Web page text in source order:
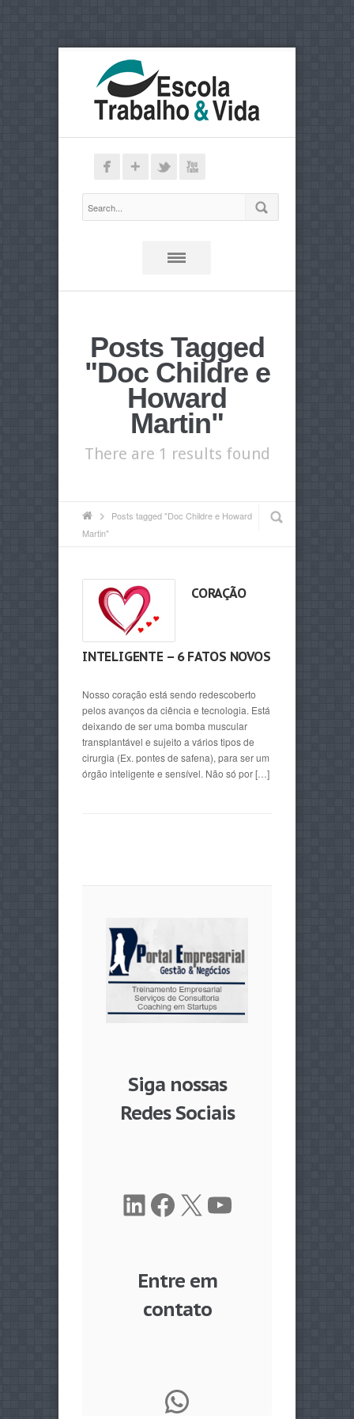
Posts Tagged
"Doc Childre e
Howard
Martin"
There are 1 results found
Posts tagged "Doc Childre e Howard
Martin"
CORAÇÃO
INTELIGENTE – 6 FATOS NOVOS
Nosso coração está sendo redescoberto
pelos avanços da ciência e tecnologia. Está
deixando de ser uma bomba muscular
transplantável e sujeito a vários tipos de
cirurgia (Ex. pontes de safena), para ser um
órgão inteligente e sensível. Não só por […]
Siga nossas
Redes Sociais
LinkedIn
Facebook
X Youtube
Entre em
contato
WhatsApp